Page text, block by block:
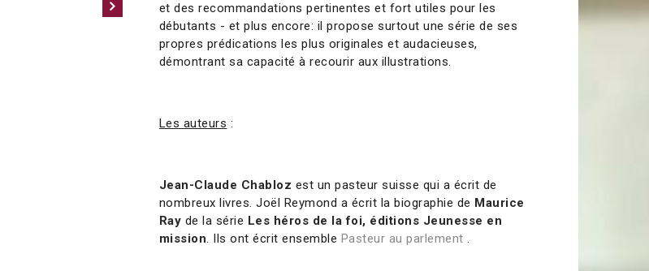
et des recommandations pertinentes et fort utiles pour les
débutants - et plus encore: il propose surtout une série de ses
propres prédications les plus originales et audacieuses,
démontrant sa capacité à recourir aux illustrations.
Les auteurs :
Jean-Claude Chabloz est un pasteur suisse qui a écrit de
nombreux livres. Joël Reymond a écrit la biographie de Maurice
Ray de la série Les héros de la foi, éditions Jeunesse en
mission. Ils ont écrit ensemble Pasteur au parlement.